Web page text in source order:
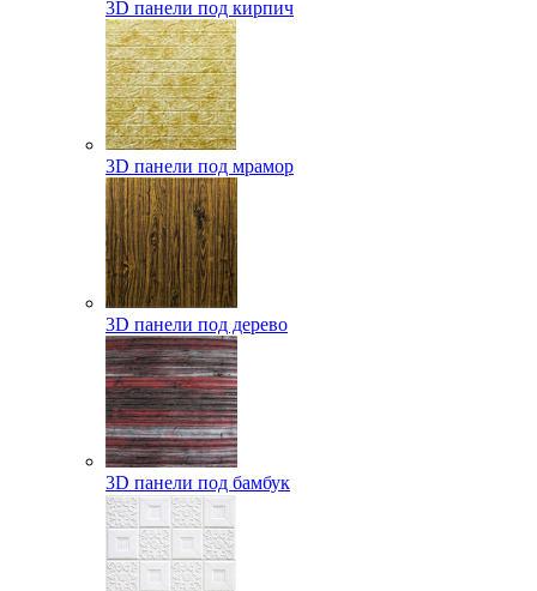
3D панели под кирпич
3D панели под мрамор
3D панели под дерево
3D панели под бамбук